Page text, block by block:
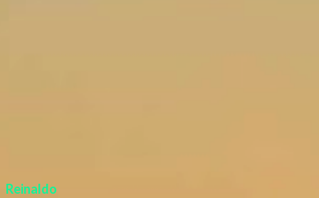
Reinaldo